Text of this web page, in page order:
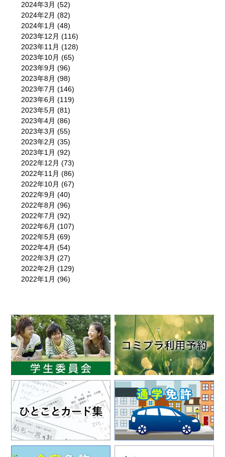
2024年3月 (52)
2024年2月 (82)
2024年1月 (48)
2023年12月 (116)
2023年11月 (128)
2023年10月 (65)
2023年9月 (96)
2023年8月 (98)
2023年7月 (146)
2023年6月 (119)
2023年5月 (81)
2023年4月 (86)
2023年3月 (55)
2023年2月 (35)
2023年1月 (92)
2022年12月 (73)
2022年11月 (86)
2022年10月 (67)
2022年9月 (40)
2022年8月 (96)
2022年7月 (92)
2022年6月 (107)
2022年5月 (69)
2022年4月 (54)
2022年3月 (27)
2022年2月 (129)
2022年1月 (96)